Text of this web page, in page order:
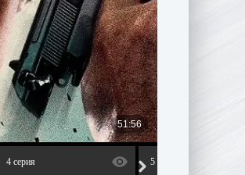
4 серия 5 серия